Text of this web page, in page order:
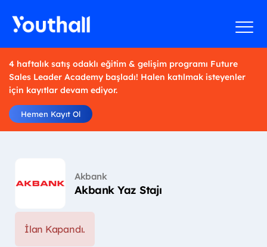
4 haftalık satış odaklı eğitim & gelişim programı Future
Sales Leader Academy başladı! Halen katılmak isteyenler
için kayıtlar devam ediyor.
Hemen Kayıt Ol
Akbank
Akbank Yaz Stajı
İlan Kapandı.